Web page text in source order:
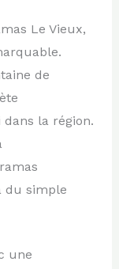
Le Vieux,
de
la région.
du simple
une